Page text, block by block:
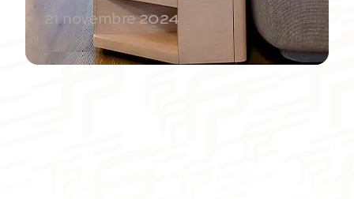
21 novembre 2024
Mètres Pieds